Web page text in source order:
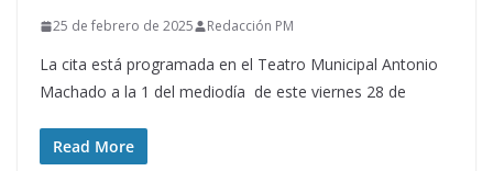
25 de febrero de 2025 Redacción PM
La cita está programada en el Teatro Municipal Antonio
Machado a la 1 del mediodía de este viernes 28 de
Read More